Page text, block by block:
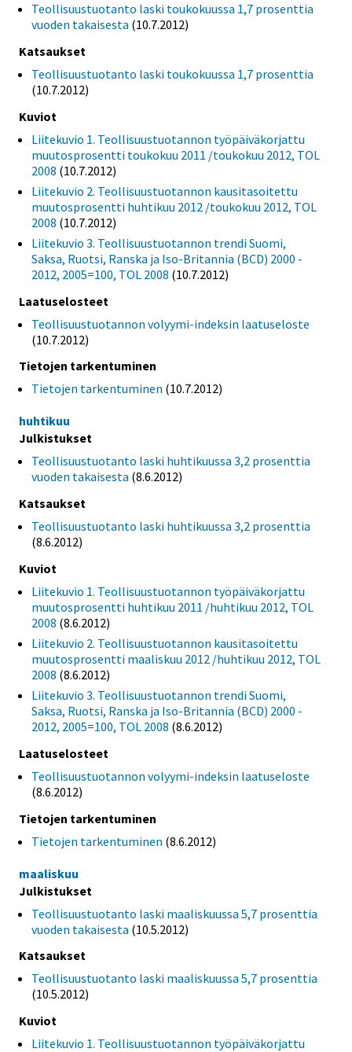
Teollisuustuotanto laski toukokuussa 1,7 prosenttia
vuoden takaisesta (10.7.2012)
Katsaukset
Teollisuustuotanto laski toukokuussa 1,7 prosenttia
(10.7.2012)
Kuviot
Liitekuvio 1. Teollisuustuotannon työpäiväkorjattu
muutosprosentti toukokuu 2011 /toukokuu 2012, TOL
2008 (10.7.2012)
Liitekuvio 2. Teollisuustuotannon kausitasoitettu
muutosprosentti huhtikuu 2012 /toukokuu 2012, TOL
2008 (10.7.2012)
Liitekuvio 3. Teollisuustuotannon trendi Suomi,
Saksa, Ruotsi, Ranska ja Iso-Britannia (BCD) 2000 -
2012, 2005=100, TOL 2008 (10.7.2012)
Laatuselosteet
Teollisuustuotannon volyymi-indeksin laatuseloste
(10.7.2012)
Tietojen tarkentuminen
Tietojen tarkentuminen (10.7.2012)
huhtikuu
Julkistukset
Teollisuustuotanto laski huhtikuussa 3,2 prosenttia
vuoden takaisesta (8.6.2012)
Katsaukset
Teollisuustuotanto laski huhtikuussa 3,2 prosenttia
(8.6.2012)
Kuviot
Liitekuvio 1. Teollisuustuotannon työpäiväkorjattu
muutosprosentti huhtikuu 2011 /huhtikuu 2012, TOL
2008 (8.6.2012)
Liitekuvio 2. Teollisuustuotannon kausitasoitettu
muutosprosentti maaliskuu 2012 /huhtikuu 2012, TOL
2008 (8.6.2012)
Liitekuvio 3. Teollisuustuotannon trendi Suomi,
Saksa, Ruotsi, Ranska ja Iso-Britannia (BCD) 2000 -
2012, 2005=100, TOL 2008 (8.6.2012)
Laatuselosteet
Teollisuustuotannon volyymi-indeksin laatuseloste
(8.6.2012)
Tietojen tarkentuminen
Tietojen tarkentuminen (8.6.2012)
maaliskuu
Julkistukset
Teollisuustuotanto laski maaliskuussa 5,7 prosenttia
vuoden takaisesta (10.5.2012)
Katsaukset
Teollisuustuotanto laski maaliskuussa 5,7 prosenttia
(10.5.2012)
Kuviot
Liitekuvio 1. Teollisuustuotannon työpäiväkorjattu